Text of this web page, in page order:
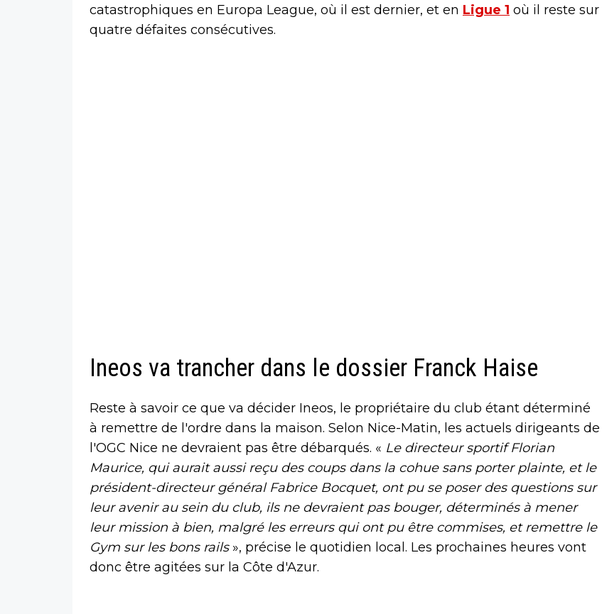
catastrophiques en Europa League, où il est dernier, et en Ligue 1 où il reste sur
quatre défaites consécutives.
Ineos va trancher dans le dossier Franck Haise
Reste à savoir ce que va décider Ineos, le propriétaire du club étant déterminé
à remettre de l'ordre dans la maison. Selon Nice-Matin, les actuels dirigeants de
l'OGC Nice ne devraient pas être débarqués. « Le directeur sportif Florian
Maurice, qui aurait aussi reçu des coups dans la cohue sans porter plainte, et le
président-directeur général Fabrice Bocquet, ont pu se poser des questions sur
leur avenir au sein du club, ils ne devraient pas bouger, déterminés à mener
leur mission à bien, malgré les erreurs qui ont pu être commises, et remettre le
Gym sur les bons rails», précise le quotidien local. Les prochaines heures vont
donc être agitées sur la Côte d'Azur.